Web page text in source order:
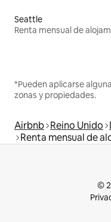
Seattle
*Pueden aplicarse
zonas y propiedades.
Airbnb Reino Unido
Renta mensual de
©